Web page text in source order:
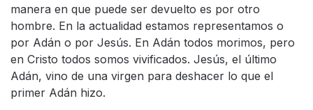
manera en que puede ser devuelto es por otro
hombre. En la actualidad estamos representamos o
por Adán o por Jesús. En Adán todos morimos, pero
en Cristo todos somos vivificados. Jesús, el último
Adán, vino de una virgen para deshacer lo que el
primer Adán hizo.